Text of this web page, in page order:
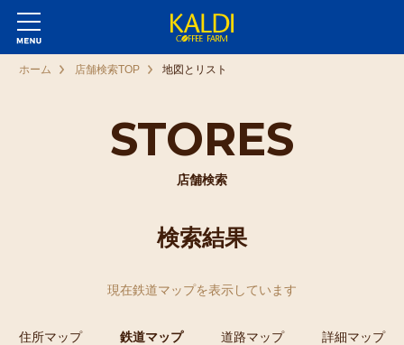
STORES
店舗検索
ホーム 店舗検索TOP 地図とリスト
検索結果
現在鉄道マップを表示しています
住所マップ 鉄道マップ 道路マップ 詳細マップ